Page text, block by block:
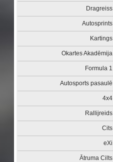
Dragreiss
Autosprints
Kartings
Okartes Akadēmija
Formula 1
Autosports pasaulē
4x4
Rallijreids
Cits
eXi
Ātruma Cilts